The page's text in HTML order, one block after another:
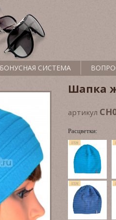
Шапка
артикул
Расцветки:
БОНУСНАЯ СИСТЕМА